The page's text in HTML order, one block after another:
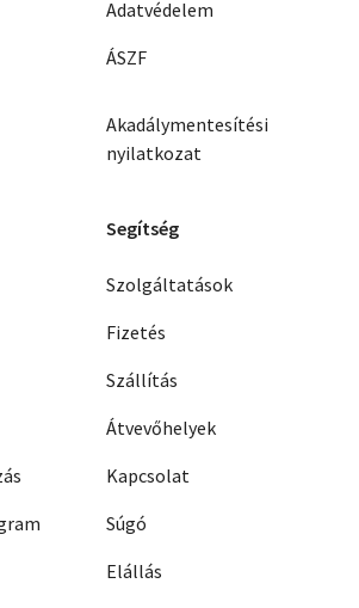
Adatvédelem
ÁSZF
Akadálymentesítési
nyilatkozat
Segítség
Szolgáltatások
Fizetés
Szállítás
Átvevőhelyek
Kapcsolat
Súgó
Elállás